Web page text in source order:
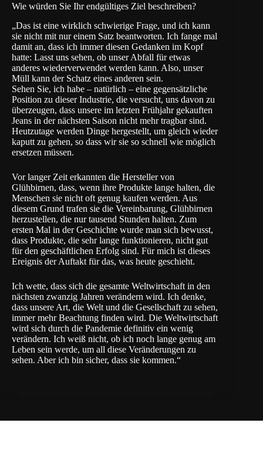
Wie würden Sie Ihr endgültiges Ziel beschreiben?
„Das ist eine wirklich schwierige Frage, und ich kann
sie nicht mit nur einem Satz beantworten. Ich fange mal
damit an, dass ich immer diesen Gedanken im Kopf
hatte: Lasst uns sehen, ob unser Abfall für etwas
anderes wiederverwendet werden kann. Also, unser
Müll kann der Schatz eines anderen sein.
Sehen Sie, ich habe – natürlich – eine gegensätzliche
Position zu dieser Industrie, die versucht, uns davon zu
überzeugen, dass unsere im letzten Frühjahr gekauften
Jeans in der nächsten Saison nicht mehr tragbar sind.
Heutzutage werden Dinge hergestellt, um gleich wieder
kaputt zu gehen, so dass wir sie so schnell wie möglich
ersetzen müssen.
Vor langer Zeit erkannten die Hersteller von
Glühbirnen, dass, wenn ihre Produkte lange halten, die
Menschen sie nicht oft genug kaufen werden. Aus
diesem Grund trafen sie die Vereinbarung, Glühbirnen
herzustellen, die nur tausend Stunden halten. Zum
ersten Mal in der Geschichte wurde man sich bewusst,
dass Produkte, die sehr lange funktionieren, nicht gut
für den geschäftlichen Erfolg sind. Für mich ist dieses
Ereignis der Auftakt für das, was heute geschieht.
Ich wette, dass sich die gesamte Weltwirtschaft in den
nächsten zwanzig Jahren verändern wird. Ich denke,
dass unsere Art, die Welt und die Gesellschaft zu sehen,
immer mehr Beachtung finden wird. Die Weltwirtschaft
wird sich durch die Pandemie definitiv ein wenig
verändern. Ich weiß nicht, ob ich noch lange genug am
Leben sein werde, um all diese Veränderungen zu
sehen. Aber ich bin sicher, dass sie kommen.“